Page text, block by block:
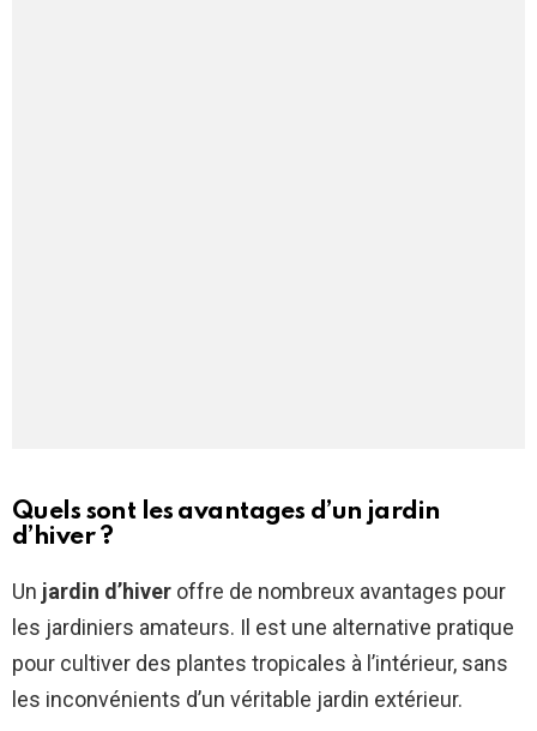
Quels sont les avantages d’un jardin
d’hiver ?
Un jardin d’hiver offre de nombreux avantages pour
les jardiniers amateurs. Il est une alternative pratique
pour cultiver des plantes tropicales à l’intérieur, sans
les inconvénients d’un véritable jardin extérieur.